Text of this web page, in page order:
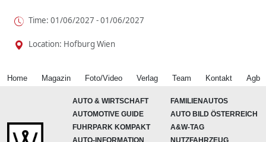
Time: 01/06/2027 - 01/06/2027
Location: Hofburg Wien
Home Magazin Foto/Video Verlag Team Kontakt Agb
AUTO & WIRTSCHAFT
FAMILIENAUTOS
AUTOMOTIVE GUIDE
AUTO BILD ÖSTERREICH
FUHRPARK KOMPAKT
A&W-TAG
AUTO-INFORMATION
NUTZFAHRZEUG